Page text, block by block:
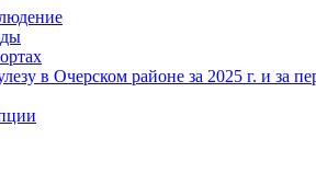
в Очерском районе за 2025 г. и за